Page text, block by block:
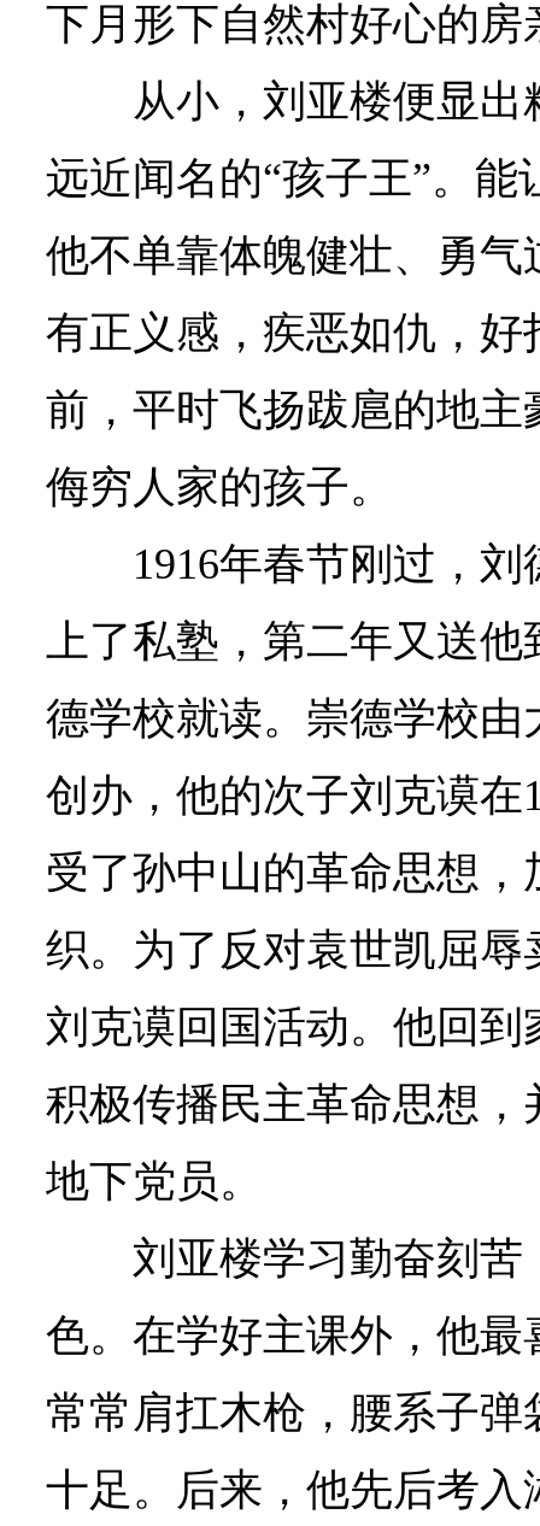
下月形下自然村好心的房
从小，刘亚楼便显
远近闻名的“孩子王”。
他不单靠体魄健壮、勇
有正义感，疾恶如仇，
前，平时飞扬跋扈的地
侮穷人家的孩子。
1916年春节刚过，
上了私塾，第二年又送
德学校就读。崇德学校
创办，他的次子刘克谟在
受了孙中山的革命思想
织。为了反对袁世凯屈辱
刘克谟回国活动。他回
积极传播民主革命思想，
地下党员。
刘亚楼学习勤奋刻
色。在学好主课外，他
常常肩扛木枪，腰系子
十足。后来，他先后考